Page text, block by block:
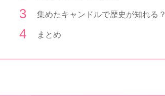
集めたキャンドルで歴史が知れる？
まとめ